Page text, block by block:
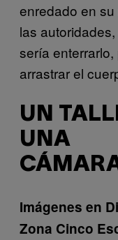
enredado en
las
sería
arrastrar el
UN
UNA
Imágenes en
Zona Cinco